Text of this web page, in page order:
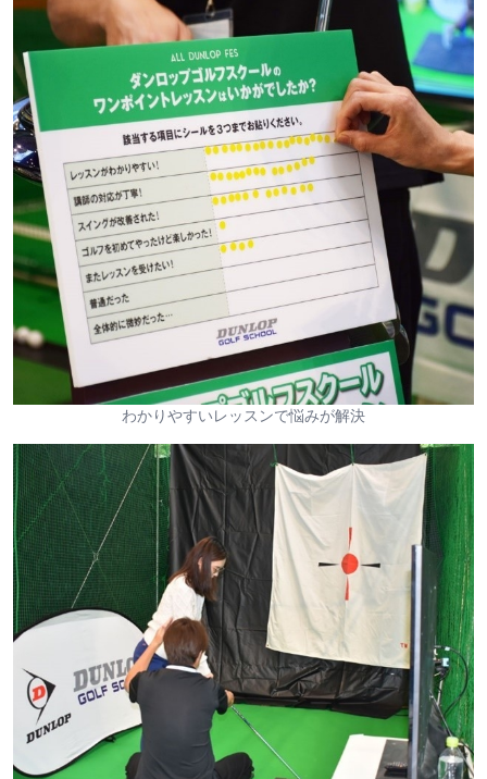
わかりやすいレッスンで悩みが解決